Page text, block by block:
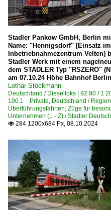
Stadler Pankow GmbH, Berlin
Name: "Hennigsdorf" [Einsatz
Inbetriebnahmezentrum Velten]
Stadler Werk mit einem
dem STADLER Typ "RSZERO"
am 07.10.24 Höhe Bahnhof
Lothar Stöckmann
Deutschland / Dieselloks | 92 80 /
100.1 Private, Deutschland /
Überführungsfahrten, Züge für
Unternehmen (L - Z) / Stadler
 284 1200x684 Px, 08.10.2024